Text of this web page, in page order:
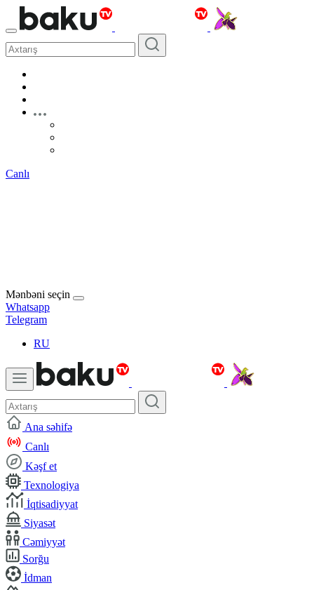
Canlı
Mənbəni seçin
Whatsapp
Telegram
RU
Ana səhifə
Canlı
Kəşf et
Texnologiya
İqtisadiyyat
Siyasət
Cəmiyyət
Sorğu
İdman